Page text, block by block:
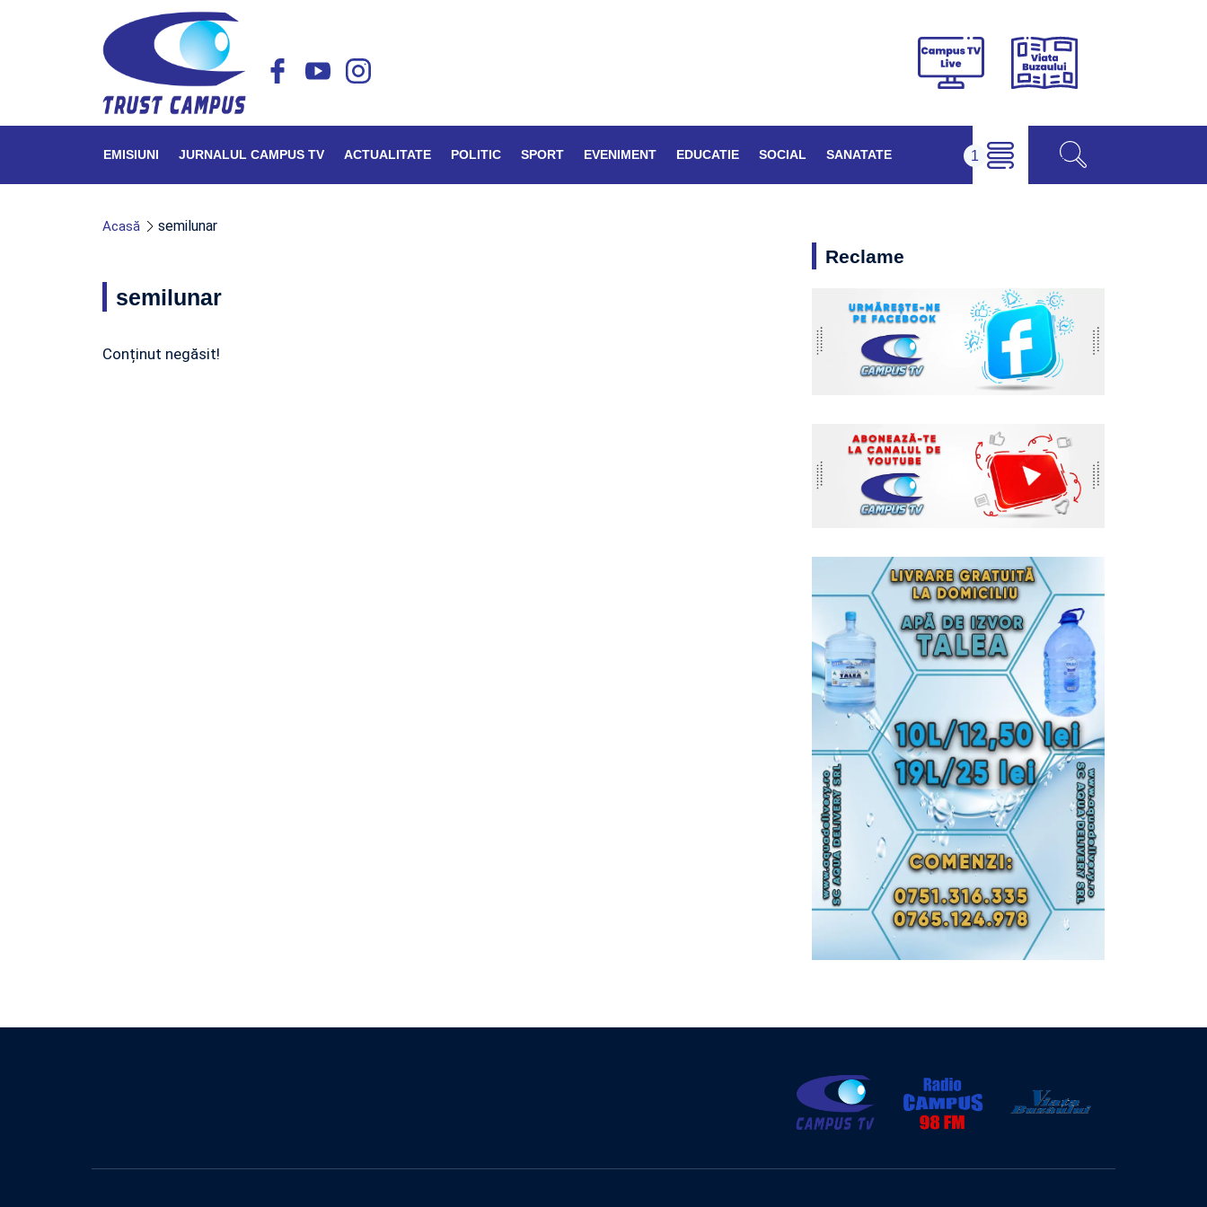
Campus
Viața
EMISIUNI JURNALUL CAMPUS TV ACTUALITATE POLITIC SPORT EVENIMENT EDUCATIE SOCIAL SANATATE
Acasă semilunar
semilunar
Conținut negăsit!
Reclame